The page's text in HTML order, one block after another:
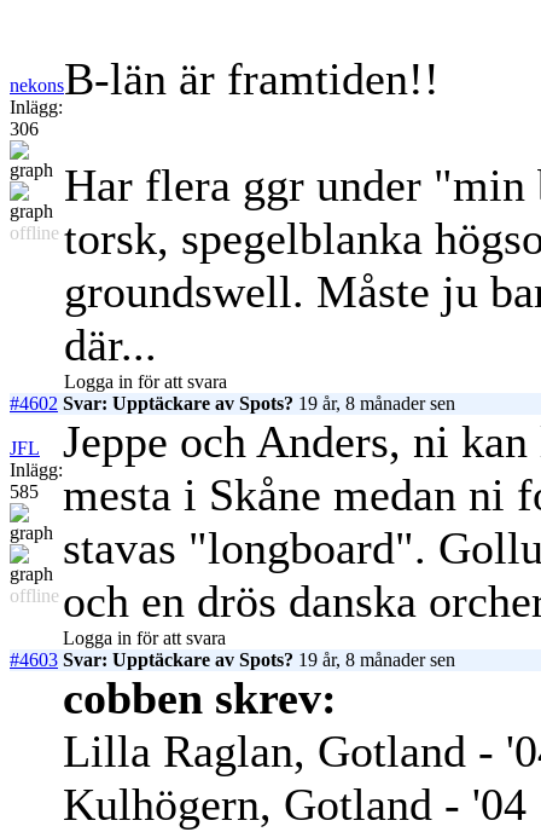
nekons
Inlägg:
306
offline
B-län är framtiden!!
Har flera ggr under
torsk, spegelblanka
groundswell. Måste ju
där...
Logga in för att svara
#4602 Svar: Upptäckare av Spots? 19 år, 8 månader sen
JFL
Inlägg:
585
offline
Jeppe och Anders, ni
mesta i Skåne medan ni
stavas "longboard".
och en drös danska
Logga in för att svara
#4603 Svar: Upptäckare av Spots? 19 år, 8 månader sen
cobben skrev:
Lilla Raglan, Gotland -
Kulhögern, Gotland - '04